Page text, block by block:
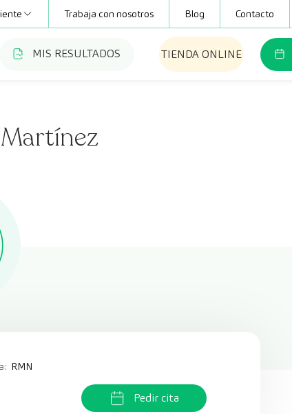
Trabaja con nosotros Blog Contacto
nosotros
Empresas
Imhotep
MIS RESULTADOS TIENDA ONLINE
RMN
Pedir cita